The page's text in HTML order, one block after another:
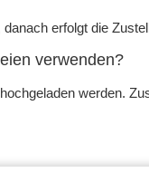
erfolgt die
verwenden?
werden.